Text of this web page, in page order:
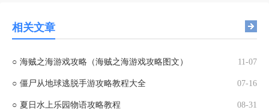
相关文章
○ 海贼之海游戏攻略（海贼之海游戏攻略图文） 11-07
○ 僵尸从地球逃脱手游攻略教程大全 07-16
○ 夏日水上乐园物语攻略教程 08-31